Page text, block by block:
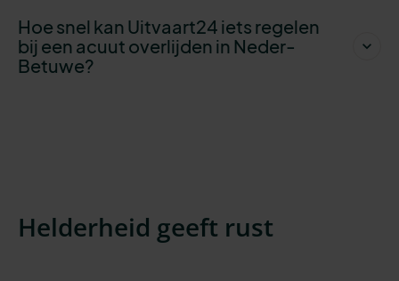
Hoe snel kan Uitvaart24 iets regelen
bij een acuut overlijden in Neder-
Betuwe?
Helderheid geeft rust